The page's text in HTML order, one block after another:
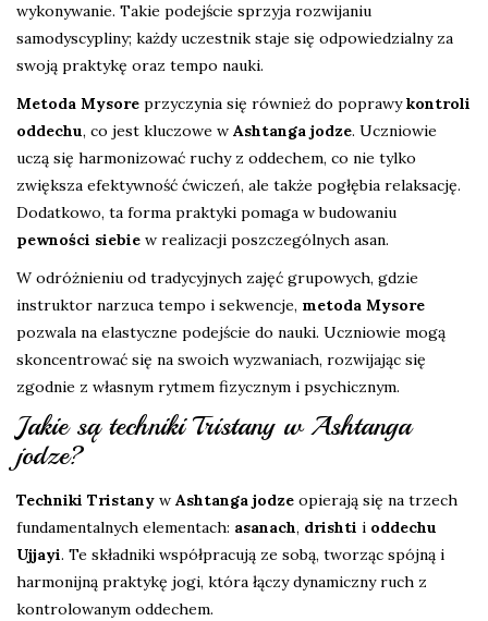
wykonywanie. Takie podejście sprzyja rozwijaniu
samodyscypliny; każdy uczestnik staje się odpowiedzialny za
swoją praktykę oraz tempo nauki.
Metoda Mysore przyczynia się również do poprawykontroli
oddechu, co jest kluczowe w Ashtanga jodze. Uczniowie
uczą się harmonizować ruchy z oddechem, co nie tylko
zwiększa efektywność ćwiczeń, ale także pogłębia relaksację.
Dodatkowo, ta forma praktyki pomaga w budowaniu
pewności siebie w realizacji poszczególnych asan.
W odróżnieniu od tradycyjnych zajęć grupowych, gdzie
instruktor narzuca tempo i sekwencje, metoda Mysore
pozwala na elastyczne podejście do nauki. Uczniowie mogą
skoncentrować się na swoich wyzwaniach, rozwijając się
zgodnie z własnym rytmem fizycznym i psychicznym.
Jakie są techniki Tristany w Ashtanga
jodze?
Techniki Tristany w Ashtanga jodze opierają się na trzech
fundamentalnych elementach: asanach, drishti i oddechu
Ujjayi. Te składniki współpracują ze sobą, tworząc spójną i
harmonijną praktykę jogi, która łączy dynamiczny ruch z
kontrolowanym oddechem.